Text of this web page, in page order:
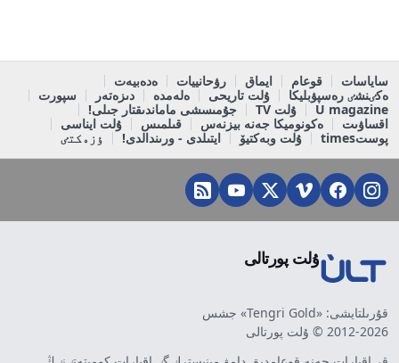
ساياسات قوعام ايماق رۋحانييات
ەدەبيەت
ەكٸنشٸ رەسپۋبليكا
ۇلت تاريحى ەلەمدە دىزەتەر
سپورت
U magazine
ۇلت TV
جۇمىسشى ماماندىقتار جىلى!
اقساۋىت
ەكونوميكا جەنە بيزنەس قىلمىس
ۇلت ايناسى
پوستtimes
ۇلت وبەكتيۆ ايتىلدى - ورىندالدى! ٶزەكتٸ
ۇلت پورتالى
قۇرىلتايشى: «Tengri Gold» جشس
2012-2026 © ۇلت پورتالى